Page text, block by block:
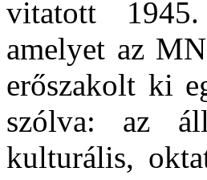
vitatott 1945.
amelyet az
erőszakolt ki
szólva: az
kulturális,